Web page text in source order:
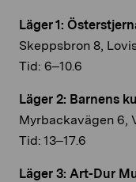
Läger 1:
Skeppsbron 8,
Tid: 6–10.6
Läger 2: Barnens
Myrbackavägen 6,
Tid: 13–17.6
Läger 3: Art-Dur